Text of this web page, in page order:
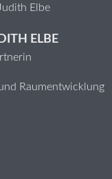
ELBE
Raumentwicklung